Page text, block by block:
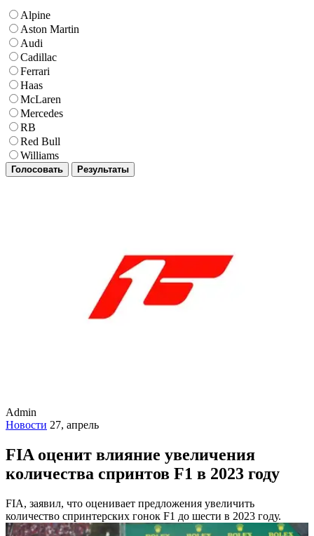
Alpine
Aston Martin
Audi
Cadillac
Ferrari
Haas
McLaren
Mercedes
RB
Red Bull
Williams
Голосовать Результаты
Admin
Новости 27, апрель
FIA оценит влияние увеличения
количества спринтов F1 в 2023 году
FIA, заявил, что оценивает предложения увеличить
количество спринтерских гонок F1 до шести в 2023 году.